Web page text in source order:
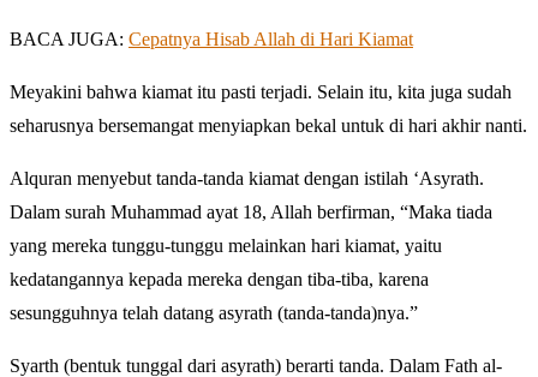
BACA JUGA: Cepatnya Hisab Allah di Hari Kiamat
Meyakini bahwa kiamat itu pasti terjadi. Selain itu, kita juga sudah
seharusnya bersemangat menyiapkan bekal untuk di hari akhir nanti.
Alquran menyebut tanda-tanda kiamat dengan istilah ‘Asyrath.
Dalam surah Muhammad ayat 18, Allah berfirman, “Maka tiada
yang mereka tunggu-tunggu melainkan hari kiamat, yaitu
kedatangannya kepada mereka dengan tiba-tiba, karena
sesungguhnya telah datang asyrath (tanda-tanda)nya.”
Syarth (bentuk tunggal dari asyrath) berarti tanda. Dalam Fath al-